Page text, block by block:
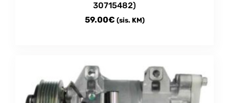
30715482)
59.00€ (sis. KM)